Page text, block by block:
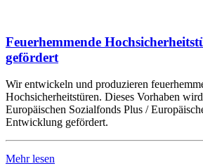
Feuerhemmende
gefördert
Wir entwickeln und produzieren
Hochsicherheitstüren. Dieses Vorhaben
Europäischen Sozialfonds Plus /
Entwicklung gefördert.
Mehr lesen